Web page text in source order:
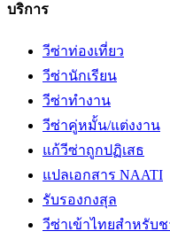
บริการ
วีซ่าท่องเที่ยว
วีซ่านักเรียน
วีซ่าทำงาน
วีซ่าคู่หมั้น/แต่งงาน
แก้วีซ่าถูกปฏิเสธ
แปลเอกสาร NAATI
รับรองกงสุล
วีซ่าเข้าไทยสำหรับ